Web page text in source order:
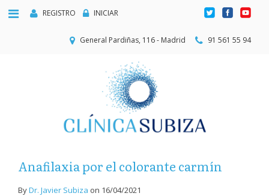
REGISTRO INICIAR
General Pardiñas, 116 - Madrid 91 561 55 94
Anafilaxia por el colorante carmín
ByDr. Javier Subiza on 16/04/2021